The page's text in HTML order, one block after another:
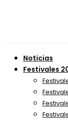
Noticias
Festivales